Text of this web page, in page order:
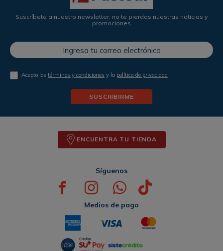
Suscríbete a nuestro newsletter, no te pierdas nuestras noticias y
promociones
Acepto lostérminos y condiciones y la política de privacidad
SUSCRIBIRME
ENCUENTRA TU TIENDA
Síguenos
Medios de pago